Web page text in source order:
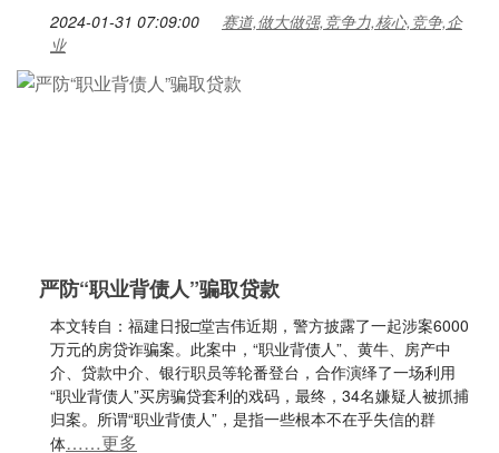
2024-01-31 07:09:00
赛道,做大做强,竞争力,核心,竞争,企
业
严防“职业背债人”骗取贷款
本文转自：福建日报□堂吉伟近期，警方披露了一起涉案6000
万元的房贷诈骗案。此案中，“职业背债人”、黄牛、房产中
介、贷款中介、银行职员等轮番登台，合作演绎了一场利用
“职业背债人”买房骗贷套利的戏码，最终，34名嫌疑人被抓捕
归案。所谓“职业背债人”，是指一些根本不在乎失信的群
体……更多